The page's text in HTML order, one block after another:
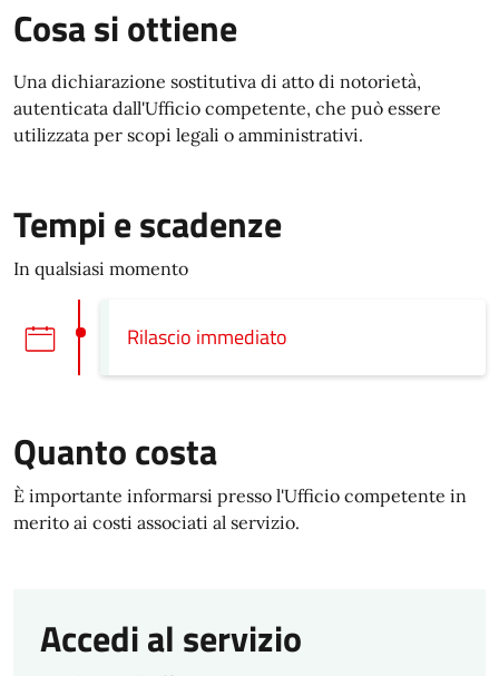
Cosa si ottiene
Una dichiarazione sostitutiva di atto di notorietà,
autenticata dall'Ufficio competente, che può essere
utilizzata per scopi legali o amministrativi.
Tempi e scadenze
In qualsiasi momento
Rilascio immediato
Quanto costa
È importante informarsi presso l'Ufficio competente in
merito ai costi associati al servizio.
Accedi al servizio